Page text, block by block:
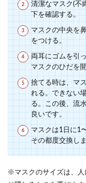
清潔なマスク(不
下を確認する。
マスクの中央を
をつける。
両耳にゴムを引
マスクのひだを開
捨てる時は、マ
れる。できない
る。この後、流
良いです。
マスクは1日に1
その都度交換し
※マスクのサイズは、人